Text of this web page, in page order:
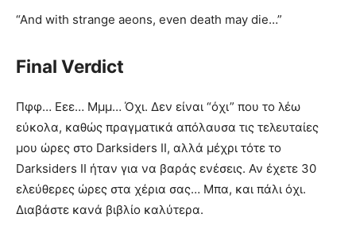
“And with strange aeons, even death may die…”
Final Verdict
Πφφ… Εεε… Μμμ… Όχι. Δεν είναι “όχι” που το λέω
εύκολα, καθώς πραγματικά απόλαυσα τις τελευταίες
μου ώρες στο Darksiders II, αλλά μέχρι τότε το
Darksiders II ήταν για να βαράς ενέσεις. Αν έχετε 30
ελεύθερες ώρες στα χέρια σας… Μπα, και πάλι όχι.
Διαβάστε κανά βιβλίο καλύτερα.